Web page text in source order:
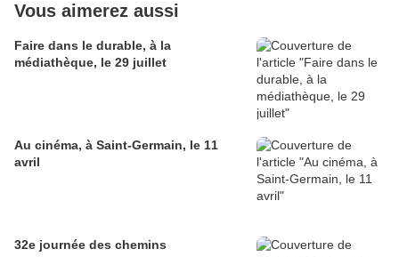
Vous aimerez aussi
Faire dans le durable, à la
médiathèque, le 29 juillet
Au cinéma, à Saint-Germain, le 11
avril
32e journée des chemins